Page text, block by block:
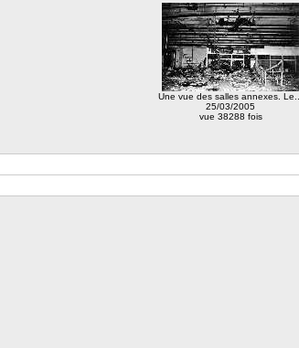
Une vue des salles annexes. Le...
25/03/2005
vue 38288 fois